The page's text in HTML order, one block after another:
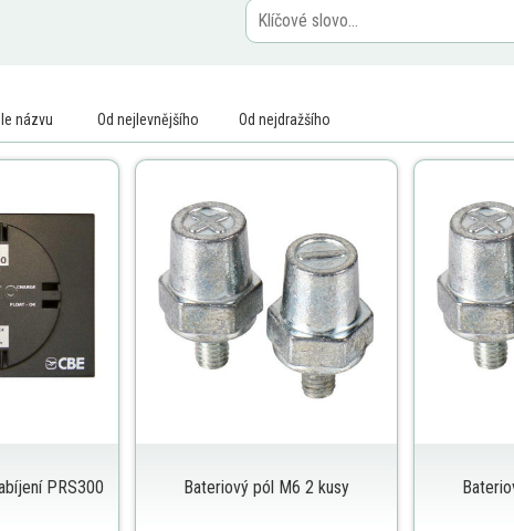
názvu Od nejlevnějšího Od nejdražšího
PRS300 Bateriový pól M6 2 kusy